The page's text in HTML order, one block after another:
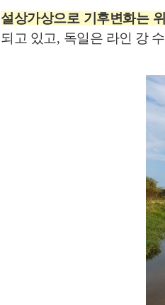
설상가상으로 기후변화는
되고 있고, 독일은 라인 강